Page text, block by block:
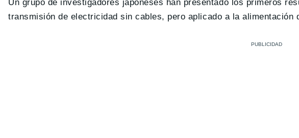
Un grupo de investigadores japoneses han presentado los primeros
transmisión de electricidad sin cables, pero aplicado a la alimentación